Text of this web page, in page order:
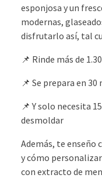
esponjosa y un
modernas,
disfrutarlo así, tal
📌 Rinde más de
📌 Se prepara en
📌 Y solo necesita
desmoldar
Además, te enseño
y cómo
con extracto de